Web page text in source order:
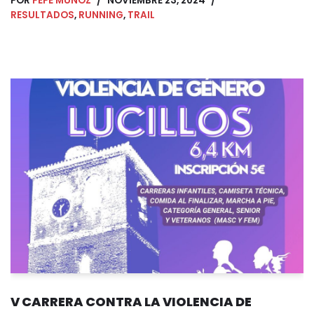
RESULTADOS, RUNNING, TRAIL
V CARRERA CONTRA LA VIOLENCIA DE